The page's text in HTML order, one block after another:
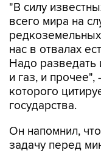
"В силу
всего мира на
нас в отвалах
Надо разведать
и газ, и прочее",
которого
государства.
Он напомнил,
задачу перед